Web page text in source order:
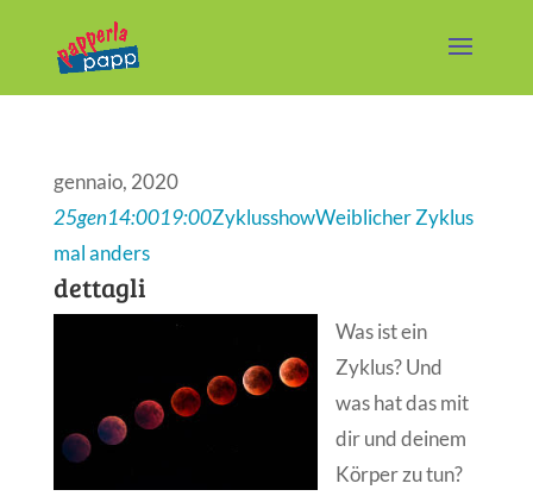
gennaio, 2020
25gen14:0019:00ZyklusshowWeiblicher Zyklus
mal anders
dettagli
Was ist ein
Zyklus? Und
was hat das mit
dir und deinem
Körper zu tun?